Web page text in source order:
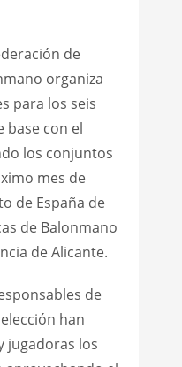
de
organiza
para los seis
base con el
los conjuntos
mes de
de España de
de Balonmano
de Alicante.
de
han
jugadoras los